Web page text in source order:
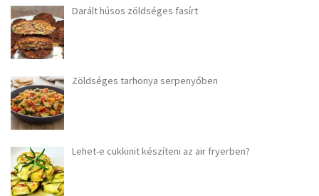
Darált húsos zöldséges fasírt
Zöldséges tarhonya serpenyőben
Lehet-e cukkinit készíteni az air fryerben?